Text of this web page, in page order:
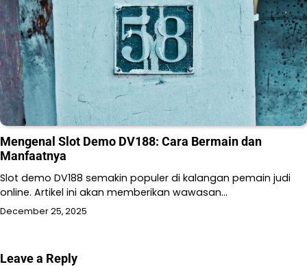
Mengenal Slot Demo DV188: Cara Bermain dan
Manfaatnya
Slot demo DV188 semakin populer di kalangan pemain judi
online. Artikel ini akan memberikan wawasan…
December 25, 2025
Leave a Reply